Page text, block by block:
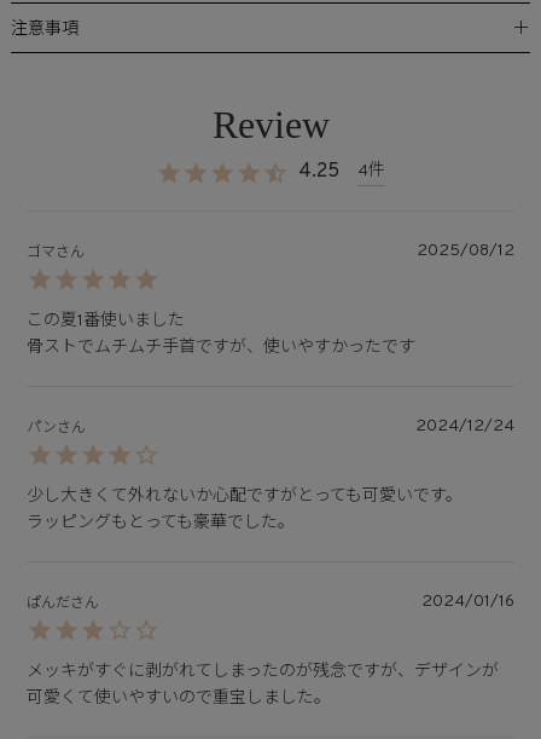
注意事項 ＋
4.25 4
ゴマ 2025/08/12
この夏1番使いました
骨ストでムチムチ手首ですが、使いやすかったです
パン 2024/12/24
少し大きくて外れないか心配ですがとっても可愛いです。
ラッピングもとっても豪華でした。
ぱんだ 2024/01/16
メッキがすぐに剥がれてしまったのが残念ですが、デザインが
可愛くて使いやすいので重宝しました。